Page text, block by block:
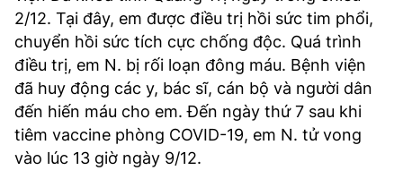
2/12. Tại đây, em được điều trị hồi sức tim phổi,
chuyển hồi sức tích cực chống độc. Quá trình
điều trị, em N. bị rối loạn đông máu. Bệnh viện
đã huy động các y, bác sĩ, cán bộ và người dân
đến hiến máu cho em. Đến ngày thứ 7 sau khi
tiêm vaccine phòng COVID-19, em N. tử vong
vào lúc 13 giờ ngày 9/12.